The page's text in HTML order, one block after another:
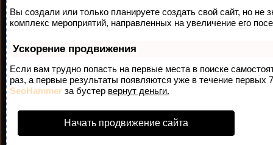
Вы создали или только планируете создать свой сайт, но не
комплекс мероприятий, направленных на увеличение его
Ускорение продвижения
Если вам трудно попасть на первые места в поиске
раз, а первые результаты появляются уже в течение первых
SeoHammer за бустер вернут деньги.
Начать продвижение сайта